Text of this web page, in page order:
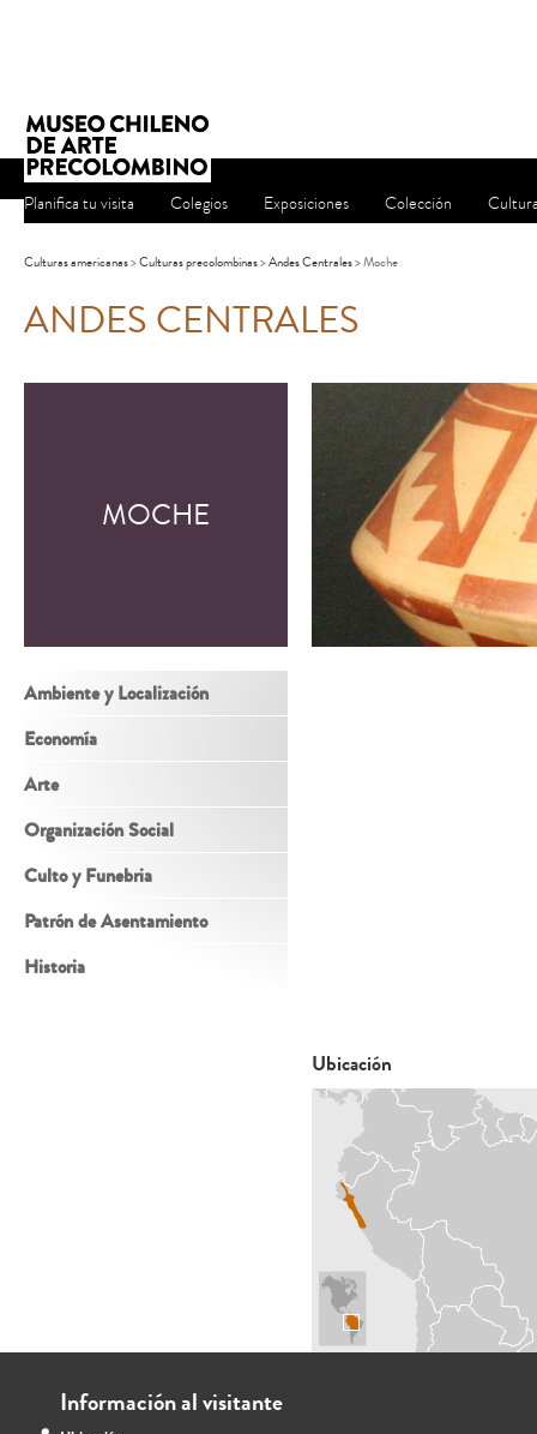
Planifica tu visita Colegios Exposiciones Colección
Culturas americanas>Culturas precolombinas>Andes Centrales> Moche
ANDES CENTRALES
MOCHE
Ambiente y Localización
Economía
Arte
Organización Social
Culto y Funebria
Patrón de Asentamiento
Historia
Ubicación
Información al visitante